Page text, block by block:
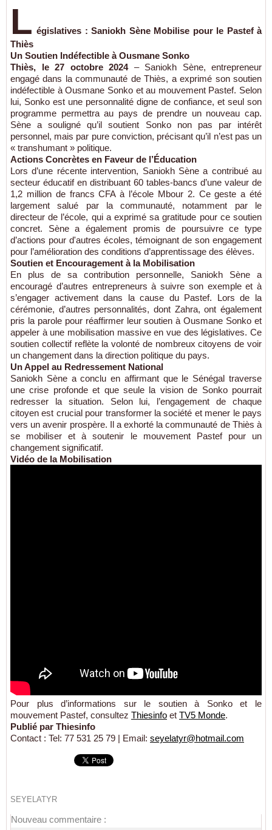
L égislatives : Saniokh Sène Mobilise pour le Pastef à
Thiès
Un Soutien Indéfectible à Ousmane Sonko
Thiès, le 27 octobre 2024– Saniokh Sène, entrepreneur
engagé dans la communauté de Thiès, a exprimé son soutien
indéfectible à Ousmane Sonko et au mouvement Pastef. Selon
lui, Sonko est une personnalité digne de confiance, et seul son
programme permettra au pays de prendre un nouveau cap.
Sène a souligné qu’il soutient Sonko non pas par intérêt
personnel, mais par pure conviction, précisant qu’il n’est pas un
« transhumant » politique.
Actions Concrètes en Faveur de l’Éducation
Lors d’une récente intervention, Saniokh Sène a contribué au
secteur éducatif en distribuant 60 tables-bancs d’une valeur de
1,2 million de francs CFA à l’école Mbour 2. Ce geste a été
largement salué par la communauté, notamment par le
directeur de l’école, qui a exprimé sa gratitude pour ce soutien
concret. Sène a également promis de poursuivre ce type
d’actions pour d'autres écoles, témoignant de son engagement
pour l’amélioration des conditions d’apprentissage des élèves.
Soutien et Encouragement à la Mobilisation
En plus de sa contribution personnelle, Saniokh Sène a
encouragé d’autres entrepreneurs à suivre son exemple et à
s’engager activement dans la cause du Pastef. Lors de la
cérémonie, d’autres personnalités, dont Zahra, ont également
pris la parole pour réaffirmer leur soutien à Ousmane Sonko et
appeler à une mobilisation massive en vue des législatives. Ce
soutien collectif reflète la volonté de nombreux citoyens de voir
un changement dans la direction politique du pays.
Un Appel au Redressement National
Saniokh Sène a conclu en affirmant que le Sénégal traverse
une crise profonde et que seule la vision de Sonko pourrait
redresser la situation. Selon lui, l’engagement de chaque
citoyen est crucial pour transformer la société et mener le pays
vers un avenir prospère. Il a exhorté la communauté de Thiès à
se mobiliser et à soutenir le mouvement Pastef pour un
changement significatif.
Vidéo de la Mobilisation
Pour plus d’informations sur le soutien à Sonko et le
mouvement Pastef, consultez Thiesinfo et TV5 Monde.
Publié par Thiesinfo
Contact : Tel: 77 531 25 79 | Email: seyelatyr@hotmail.com
SEYELATYR
Nouveau commentaire :